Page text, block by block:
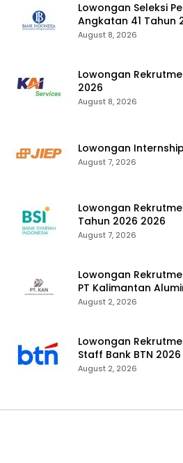
Lowongan Seleksi
Angkatan 41 Tahun
August 8, 2026
Lowongan
2026
August 8, 2026
Lowongan
August 7, 2026
Lowongan
Tahun 2026 2026
August 7, 2026
Lowongan
PT Kalimantan
August 2, 2026
Lowongan
Staff Bank BTN 2026
August 2, 2026